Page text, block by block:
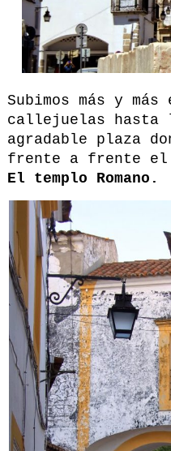
Subimos más y
callejuelas hasta
agradable plaza
frente a frente el
El templo Romano.